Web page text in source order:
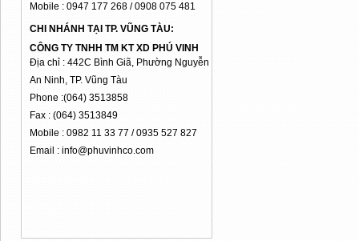
Mobile : 0947 177 268 / 0908 075 481
CHI NHÁNH TẠI TP. VŨNG TÀU:
CÔNG TY TNHH TM KT XD PHÚ VINH
Địa chỉ : 442C Bình Giã, Phường Nguyễn
An Ninh, TP. Vũng Tàu
Phone :(064) 3513858
Fax : (064) 3513849
Mobile : 0982 11 33 77 / 0935 527 827
Email : info@phuvinhco.com